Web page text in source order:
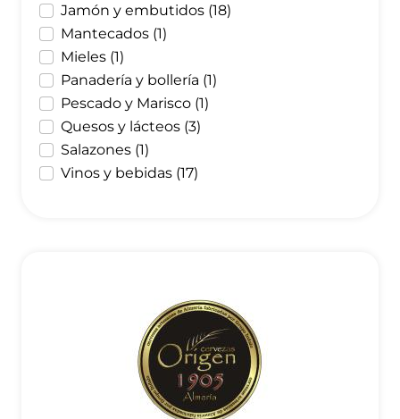
Jamón y embutidos (18)
Mantecados (1)
Mieles (1)
Panadería y bollería (1)
Pescado y Marisco (1)
Quesos y lácteos (3)
Salazones (1)
Vinos y bebidas (17)